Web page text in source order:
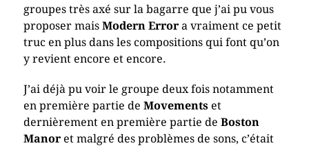
groupes très axé sur la bagarre que j’ai pu vous
proposer mais Modern Errora vraiment ce petit
truc en plus dans les compositions qui font qu’on
y revient encore et encore.
J’ai déjà pu voir le groupe deux fois notamment
en première partie de Movementset
dernièrement en première partie de Boston
Manoret malgré des problèmes de sons, c’était